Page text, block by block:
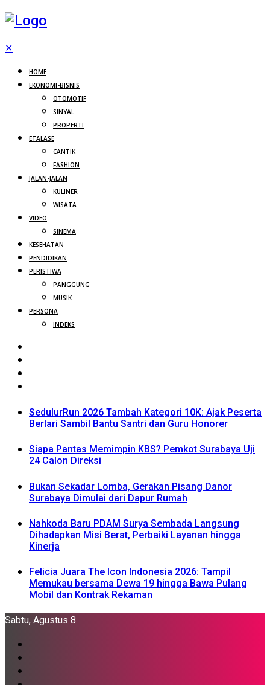
✕
HOME
EKONOMI-BISNIS
OTOMOTIF
SINYAL
PROPERTI
ETALASE
CANTIK
FASHION
JALAN-JALAN
KULINER
WISATA
VIDEO
SINEMA
KESEHATAN
PENDIDIKAN
PERISTIWA
PANGGUNG
MUSIK
PERSONA
INDEKS
SedulurRun 2026 Tambah Kategori 10K: Ajak Peserta
Berlari Sambil Bantu Santri dan Guru Honorer
Siapa Pantas Memimpin KBS? Pemkot Surabaya Uji
24 Calon Direksi
Bukan Sekadar Lomba, Gerakan Pisang Danor
Surabaya Dimulai dari Dapur Rumah
Nahkoda Baru PDAM Surya Sembada Langsung
Dihadapkan Misi Berat, Perbaiki Layanan hingga
Kinerja
Felicia Juara The Icon Indonesia 2026: Tampil
Memukau bersama Dewa 19 hingga Bawa Pulang
Mobil dan Kontrak Rekaman
Sabtu, Agustus 8